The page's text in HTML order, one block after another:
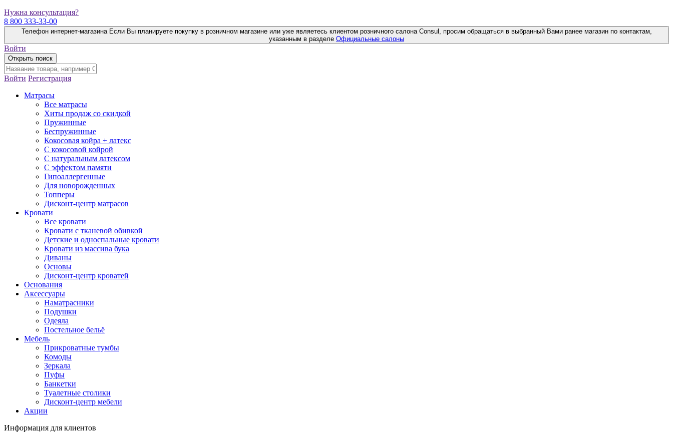
Нужна консультация?
8 800 333-33-00
Телефон интернет-магазина Если Вы планируете покупку в розничном магазине или уже являетесь клиентом розничного салона Consul, просим обращаться в выбранный Вами ранее магазин по контактам,
указанным в разделе Официальные салоны
Войти
Открыть поиск
Войти Регистрация
Матрасы
Все матрасы
Хиты продаж со скидкой
Пружинные
Беспружинные
Кокосовая койра + латекс
С кокосовой койрой
С натуральным латексом
С эффектом памяти
Гипоаллергенные
Для новорожденных
Топперы
Дисконт-центр матрасов
Кровати
Все кровати
Кровати с тканевой обивкой
Детские и односпальные кровати
Кровати из массива бука
Диваны
Основы
Дисконт-центр кроватей
Основания
Аксессуары
Наматрасники
Подушки
Одеяла
Постельное бельё
Мебель
Прикроватные тумбы
Комоды
Зеркала
Пуфы
Банкетки
Туалетные столики
Дисконт-центр мебели
Акции
Информация для клиентов